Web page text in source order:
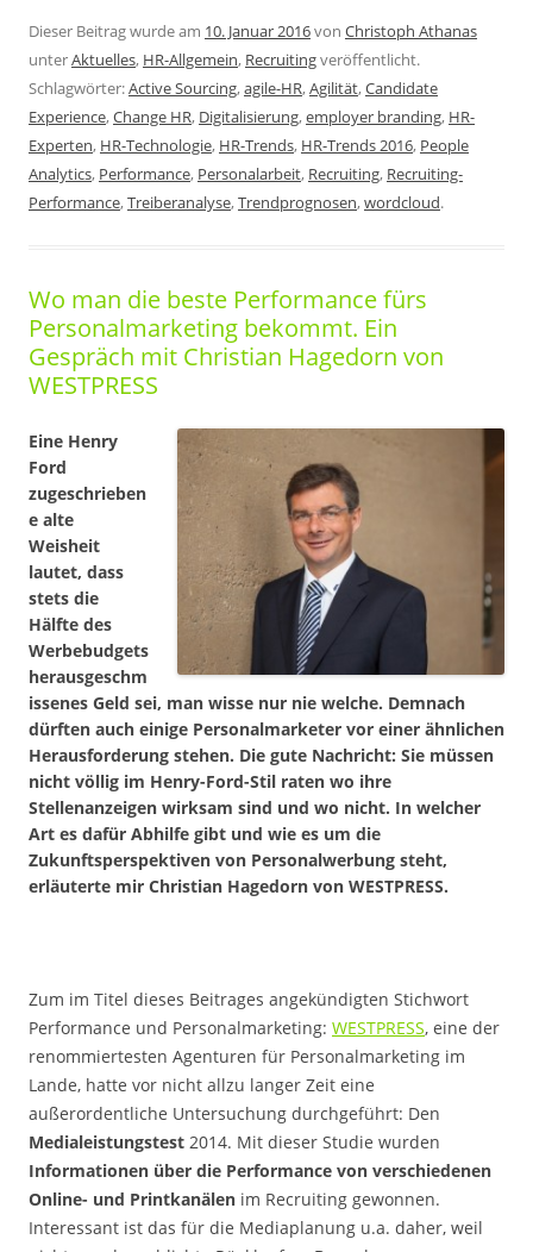
Dieser Beitrag wurde am 10. Januar 2016von Christoph Athanas
unterAktuelles, HR-Allgemein, Recruitingveröffentlicht.
Schlagwörter:Active Sourcing,agile-HR,Agilität,Candidate
Experience,Change HR, Digitalisierung,employer branding, HR-
Experten, HR-Technologie, HR-Trends, HR-Trends 2016, People
Analytics, Performance, Personalarbeit, Recruiting, Recruiting-
Performance,Treiberanalyse,Trendprognosen,wordcloud.
Wo man die beste Performance fürs
Personalmarketing bekommt. Ein
Gespräch mit Christian Hagedorn von
WESTPRESS
Eine Henry
Ford
zugeschrieben
e alte
Weisheit
lautet, dass
stets die
Hälfte des
Werbebudgets
herausgeschm
issenes Geld sei, man wisse nur nie welche. Demnach
dürften auch einige Personalmarketer vor einer ähnlichen
Herausforderung stehen. Die gute Nachricht: Sie müssen
nicht völlig im Henry-Ford-Stil raten wo ihre
Stellenanzeigen wirksam sind und wo nicht. In welcher
Art es dafür Abhilfe gibt und wie es um die
Zukunftsperspektiven von Personalwerbung steht,
erläuterte mir Christian Hagedorn von WESTPRESS.
Zum im Titel dieses Beitrages angekündigten Stichwort
Performance und Personalmarketing: WESTPRESS, eine der
renommiertesten Agenturen für Personalmarketing im
Lande, hatte vor nicht allzu langer Zeit eine
außerordentliche Untersuchung durchgeführt: Den
Medialeistungstest 2014. Mit dieser Studie wurden
Informationen über die Performance von verschiedenen
Online- und Printkanälen im Recruiting gewonnen.
Interessant ist das für die Mediaplanung u.a. daher, weil